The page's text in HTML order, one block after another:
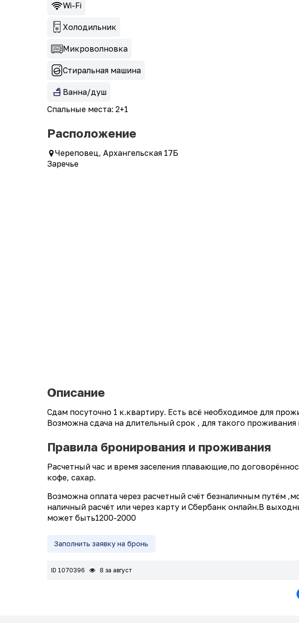
Wi-Fi
Холодильник
Микроволновка
Стиральная машина
Ванна/душ
Спальные места: 2+1
Расположение
Череповец, Архангельская 17Б
Заречье
Описание
Сдам посуточно 1 к.квартиру. Есть всё необходимое для
Возможна сдача на длительный срок , для такого
Правила бронирования и проживания
Расчетный час и время заселения плавающие,по
кофе, сахар.
Возможна оплата через расчетный счёт безналичным путём
наличный расчёт или через карту и Сбербанк онлайн.В
может быть1200-2000
Заполнить заявку на бронь
ID 1070396 8 за август